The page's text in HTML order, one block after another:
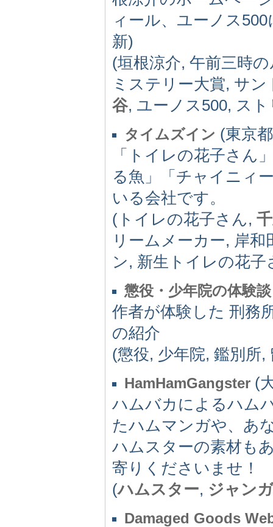
ィール、ユーノス
新)
(垣根涼介, 午前三時
ミステリー大賞, サ
谷, ユーノス500, ス
タイムズイン (東京
「トイレの花子さん
る魚」「チャイニィ
いる会社です。
(トイレの花子さん,
リームメーカー, 岸
ン, 新生トイレの花子
懲役・少年院の体験談
作者が体験した 刑務
の紹介
(懲役, 少年院, 鑑別所
HamHamGangster (
ハムバカによるハム
たハムマンガや、あ
ハムスターの素材も
寄りくださいませ！
(ハムスター, ジャン
Damaged Goods